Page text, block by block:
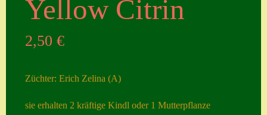
ngen
Yellow Citrin
2,50€
Züchter: Erich Zelina (A)
sie erhalten 2 kräftige Kindl oder 1 Mutterpflanze